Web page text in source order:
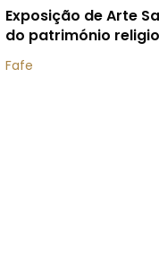
Exposição de Arte
do património
Fafe